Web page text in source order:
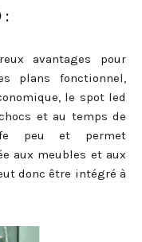
:
avantages pour
plans fonctionnel,
le spot led
et au temps de
peu et permet
aux meubles et aux
donc être intégré à